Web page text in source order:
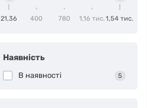
21,36 400 780 1,16 тис.1,54 тис.
Наявність
В наявності 5